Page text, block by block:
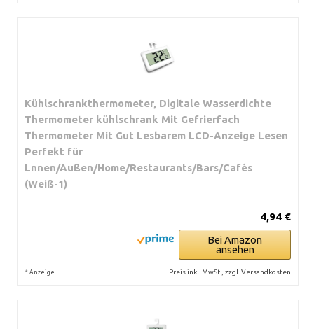
Kühlschrankthermometer, Digitale Wasserdichte
Thermometer kühlschrank Mit Gefrierfach
Thermometer Mit Gut Lesbarem LCD-Anzeige Lesen
Perfekt für
Lnnen/Außen/Home/Restaurants/Bars/Cafés
(Weiß-1)
4,94 €
Bei Amazon
ansehen
* Anzeige Preis inkl. MwSt., zzgl. Versandkosten